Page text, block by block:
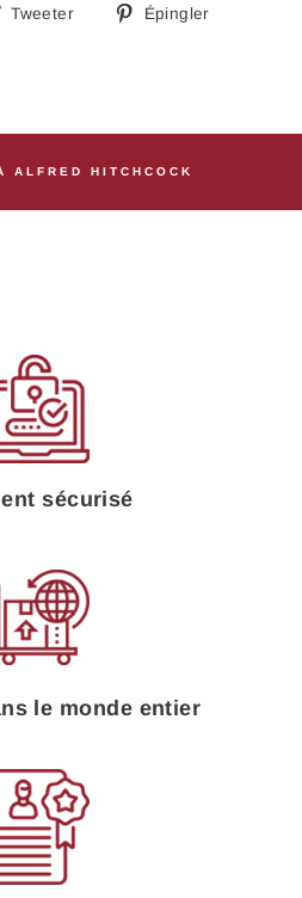
Tweeter
TweeterÉpingler
ALFRED HITCHCOCK
sécurisé
le monde entier